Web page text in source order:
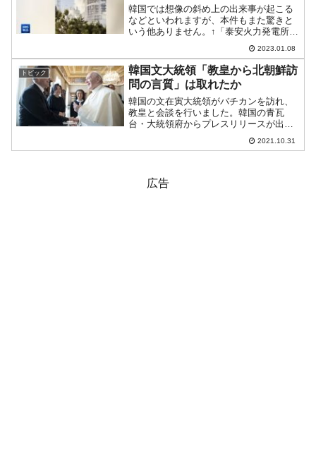
韓国では想像の斜め上の出来事が起こる
などといわれますが、本件もまた驚きと
いう他ありません。↑「泰安火力発電所」
の位置。『韓国西部発電』公式サイトよ
り引用2023年01月08日08：46、『韓国西
部発電』管轄下の泰安火力発電所で爆発
が起こり、...
2023.01.08
トピック
韓国文大統領「教皇から北朝鮮訪
問の言質」は取れたか
韓国の文在寅大統領がバチカンを訪れ、
教皇と会談を行いました。韓国の青瓦
台・大統領府からプレスリリースが出ま
した。以下です。主要20カ国首脳会談で
ある『G20』と国連気候変動協約締約国
2021.10.31
広告